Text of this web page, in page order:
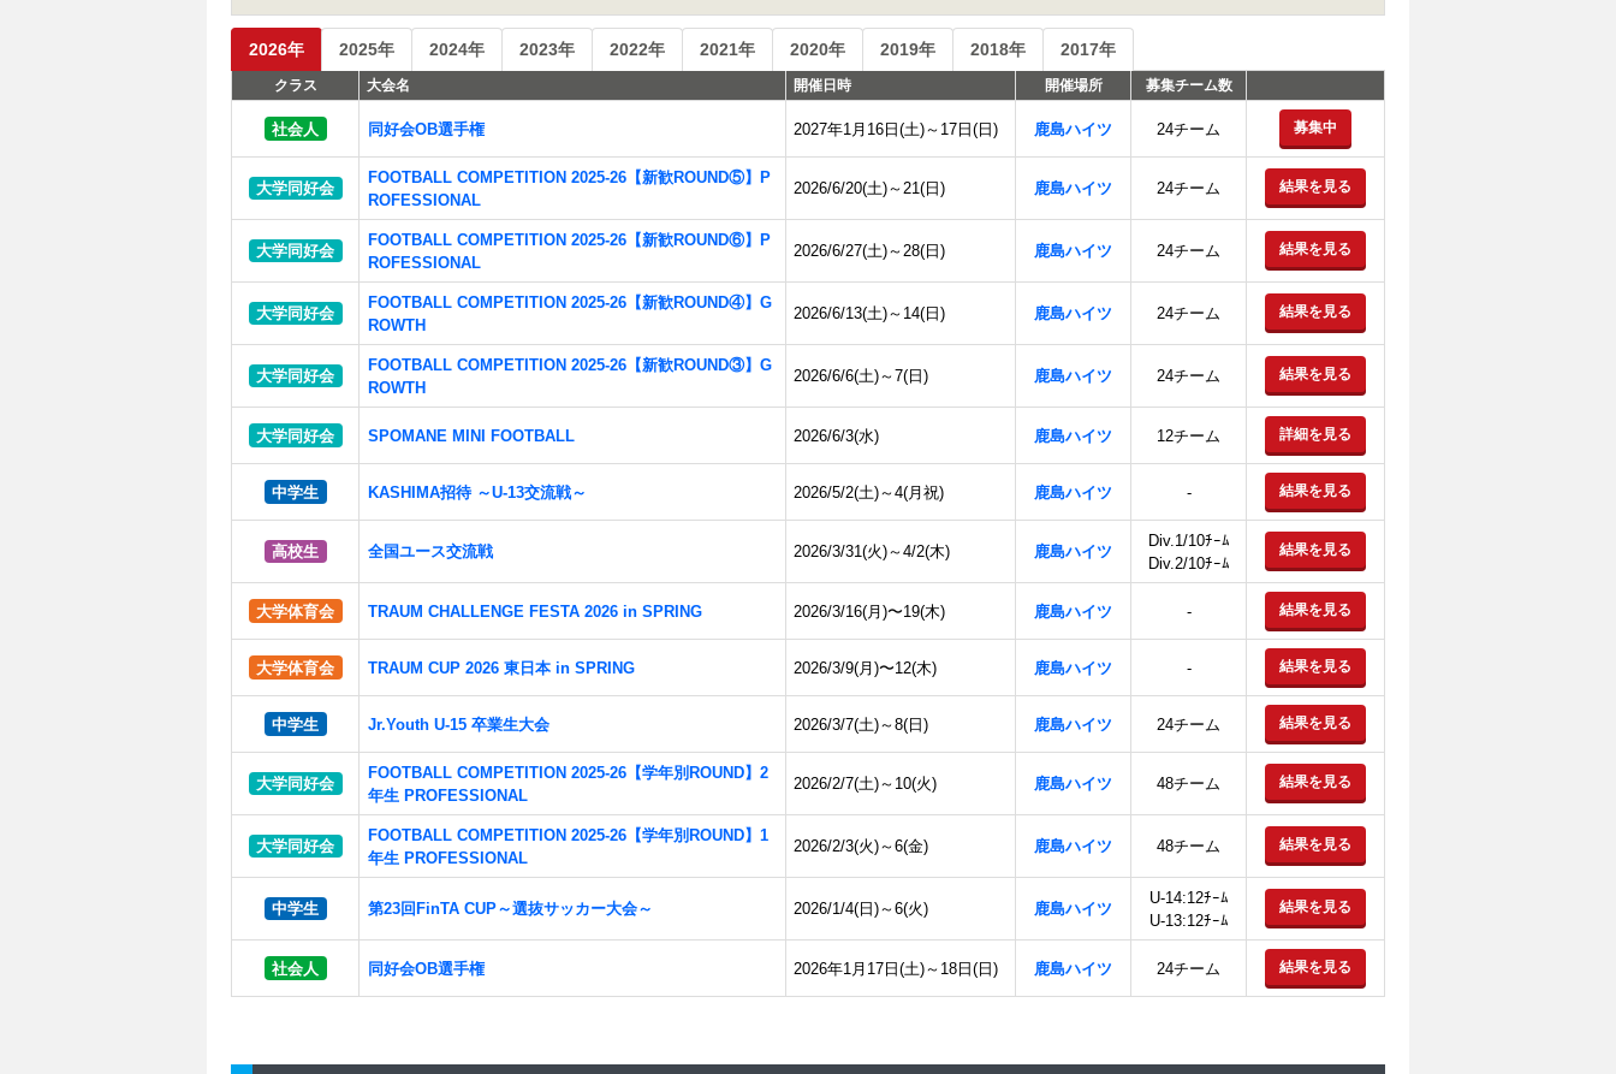
2026年 2025年 2024年 2023年 2022年 2021年 2020年 2019年 2018年 2017年
クラス 大会名 開催日時 開催場所 募集チーム数
社会人 同好会OB選手権 2027年1月16日(土)～17日(日) 鹿島ハイツ 24チーム 募集中
大学同好会
FOOTBALL COMPETITION 2025-26【新歓ROUND⑤】P
ROFESSIONAL
2026/6/20(土)～21(日) 鹿島ハイツ 24チーム 結果を見る
大学同好会
FOOTBALL COMPETITION 2025-26【新歓ROUND⑥】P
ROFESSIONAL
2026/6/27(土)～28(日) 鹿島ハイツ 24チーム 結果を見る
大学同好会
FOOTBALL COMPETITION 2025-26【新歓ROUND④】G
ROWTH
2026/6/13(土)～14(日) 鹿島ハイツ 24チーム 結果を見る
大学同好会
FOOTBALL COMPETITION 2025-26【新歓ROUND③】G
ROWTH
2026/6/6(土)～7(日) 鹿島ハイツ 24チーム 結果を見る
大学同好会 SPOMANE MINI FOOTBALL 2026/6/3(水) 鹿島ハイツ 12チーム 詳細を見る
中学生 KASHIMA招待 ～U-13交流戦～ 2026/5/2(土)～4(月祝) 鹿島ハイツ - 結果を見る
高校生 全国ユース交流戦 2026/3/31(火)～4/2(木) 鹿島ハイツ
Div.1/10ﾁｰﾑ
Div.2/10ﾁｰﾑ
結果を見る
大学体育会 TRAUM CHALLENGE FESTA 2026 in SPRING 2026/3/16(月)〜19(木) 鹿島ハイツ - 結果を見る
大学体育会 TRAUM CUP 2026 東日本 in SPRING 2026/3/9(月)〜12(木) 鹿島ハイツ - 結果を見る
中学生 Jr.Youth U-15 卒業生大会 2026/3/7(土)～8(日) 鹿島ハイツ 24チーム 結果を見る
大学同好会
FOOTBALL COMPETITION 2025-26【学年別ROUND】2
年生 PROFESSIONAL
2026/2/7(土)～10(火) 鹿島ハイツ 48チーム 結果を見る
大学同好会
FOOTBALL COMPETITION 2025-26【学年別ROUND】1
年生 PROFESSIONAL
2026/2/3(火)～6(金) 鹿島ハイツ 48チーム 結果を見る
中学生 第23回FinTA CUP～選抜サッカー大会～ 2026/1/4(日)～6(火) 鹿島ハイツ
U-14:12ﾁｰﾑ
U-13:12ﾁｰﾑ
結果を見る
社会人 同好会OB選手権 2026年1月17日(土)～18日(日) 鹿島ハイツ 24チーム 結果を見る